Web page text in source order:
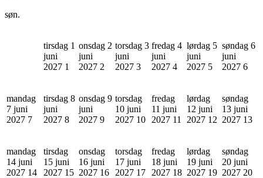
søn.
tirsdag 1
juni
2027 1
onsdag 2
juni
2027 2
torsdag 3
juni
2027 3
fredag 4
juni
2027 4
lørdag 5
juni
2027 5
søndag 6
juni
2027 6
mandag
7 juni
2027 7
tirsdag 8
juni
2027 8
onsdag 9
juni
2027 9
torsdag
10 juni
2027 10
fredag
11 juni
2027 11
lørdag
12 juni
2027 12
søndag
13 juni
2027 13
mandag
14 juni
2027 14
tirsdag
15 juni
2027 15
onsdag
16 juni
2027 16
torsdag
17 juni
2027 17
fredag
18 juni
2027 18
lørdag
19 juni
2027 19
søndag
20 juni
2027 20